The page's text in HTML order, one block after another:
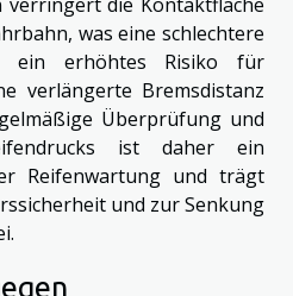
was eine schlechtere
ein erhöhtes Risiko für
verlängerte Bremsdistanz
Überprüfung und
ist daher ein
Reifenwartung und trägt
und zur Senkung